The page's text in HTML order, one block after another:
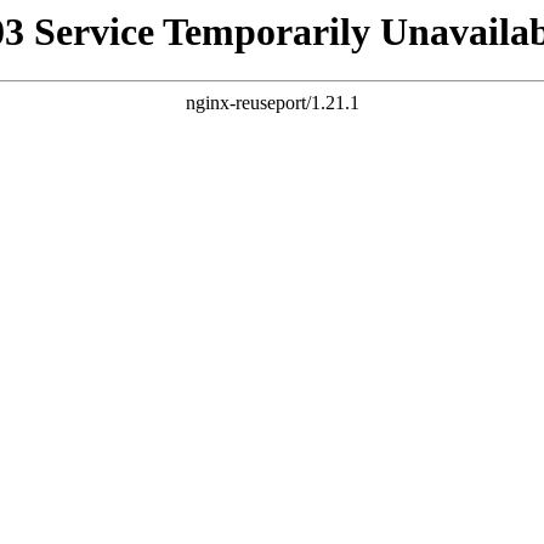
Service Temporarily
nginx-reuseport/1.21.1